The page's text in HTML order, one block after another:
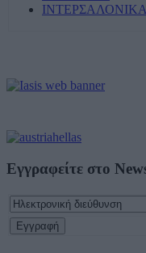
ΙΝΤΕΡΣΑΛΟΝΙΚΑ
Εγγραφείτε στο